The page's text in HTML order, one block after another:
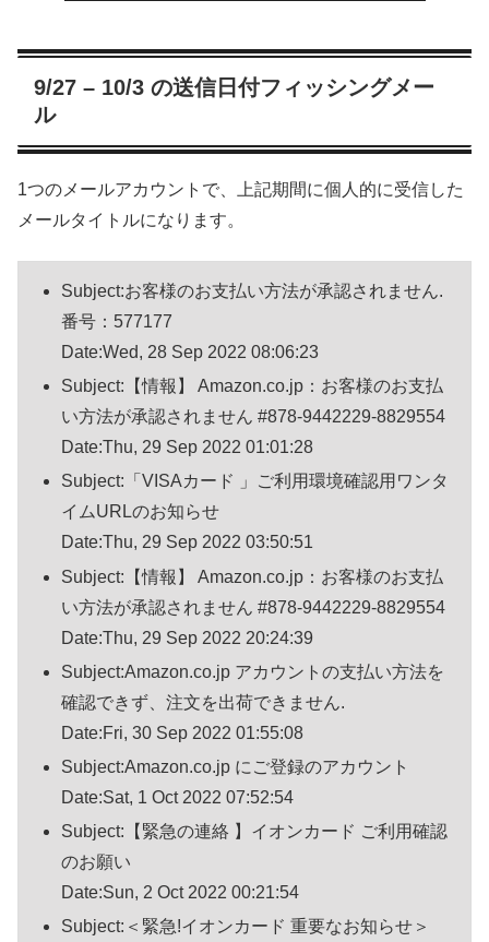
9/27 – 10/3 の送信日付フィッシングメー
ル
1つのメールアカウントで、上記期間に個人的に受信した
メールタイトルになります。
Subject:お客様のお支払い方法が承認されません.
番号：577177
Date:Wed, 28 Sep 2022 08:06:23
Subject:【情報】 Amazon.co.jp：お客様のお支払
い方法が承認されません #878-9442229-8829554
Date:Thu, 29 Sep 2022 01:01:28
Subject:「VISAカード 」ご利用環境確認用ワンタ
イムURLのお知らせ
Date:Thu, 29 Sep 2022 03:50:51
Subject:【情報】 Amazon.co.jp：お客様のお支払
い方法が承認されません #878-9442229-8829554
Date:Thu, 29 Sep 2022 20:24:39
Subject:Amazon.co.jp アカウントの支払い方法を
確認できず、注文を出荷できません.
Date:Fri, 30 Sep 2022 01:55:08
Subject:Amazon.co.jp にご登録のアカウント
Date:Sat, 1 Oct 2022 07:52:54
Subject:【緊急の連絡 】イオンカード ご利用確認
のお願い
Date:Sun, 2 Oct 2022 00:21:54
Subject:＜緊急!イオンカード 重要なお知らせ＞